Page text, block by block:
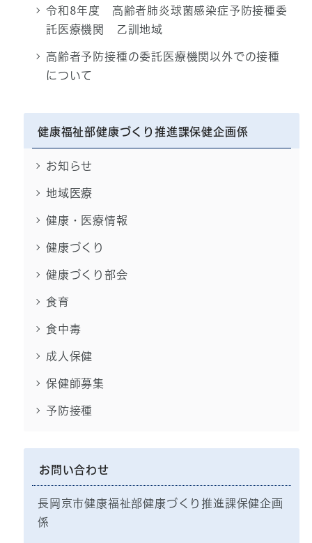
令和8年度 高齢者肺炎球菌感染症予防接種委
託医療機関 乙訓地域
高齢者予防接種の委託医療機関以外での接種
について
健康福祉部健康づくり推進課保健企画係
お知らせ
地域医療
健康・医療情報
健康づくり
健康づくり部会
食育
食中毒
成人保健
保健師募集
予防接種
お問い合わせ
長岡京市健康福祉部健康づくり推進課保健企画
係